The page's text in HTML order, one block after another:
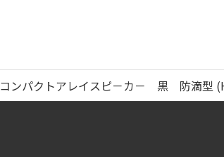
コンパクトアレイスピ－カ－ 黒 防滴型